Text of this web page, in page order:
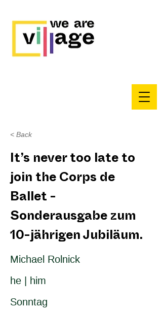
< Back
It’s never too late to
join the Corps de
Ballet -
Sonderausgabe zum
10-jährigen Jubiläum.
Michael Rolnick
he | him
Sonntag